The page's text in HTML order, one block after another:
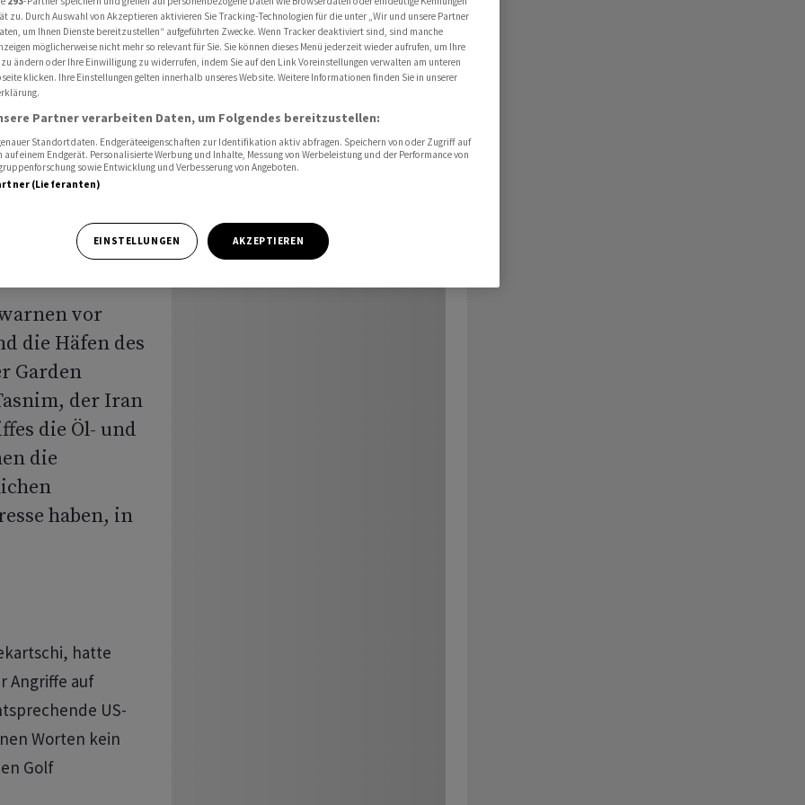
Energieanlagen
mit
vor
die Häfen des
Garden
der Iran
die Öl- und
die
haben, in
hatte
Angriffe auf
US-
Worten kein
Golf
zu. Durch Auswahl von Akzeptieren aktivieren Sie Tracking-Technologien für die unter „Wir und unsere Partner
um Ihnen Dienste bereitzustellen“ aufgeführten Zwecke. Wenn Tracker deaktiviert sind, sind manche
möglicherweise nicht mehr so relevant für Sie. Sie können dieses Menü jederzeit wieder aufrufen, um Ihre
ändern oder Ihre Einwilligung zu widerrufen, indem Sie auf den Link Voreinstellungen verwalten am unteren
klicken. Ihre Einstellungen gelten innerhalb unseres Website. Weitere Informationen finden Sie in unserer
Partner verarbeiten Daten, um Folgendes bereitzustellen:
Standortdaten. Endgeräteeigenschaften zur Identifikation aktiv abfragen. Speichern von oder Zugriff auf
einem Endgerät. Personalisierte Werbung und Inhalte, Messung von Werbeleistung und der Performance von
sowie Entwicklung und Verbesserung von Angeboten.
(Lieferanten)
EINSTELLUNGEN AKZEPTIEREN